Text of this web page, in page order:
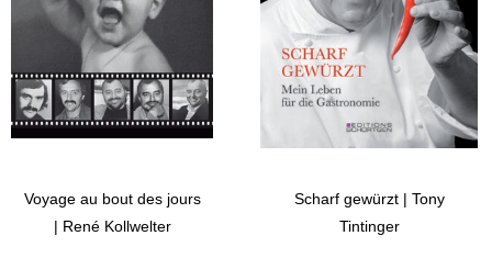
Voyage au bout des jours
| René Kollwelter
Scharf gewürzt | Tony
Tintinger